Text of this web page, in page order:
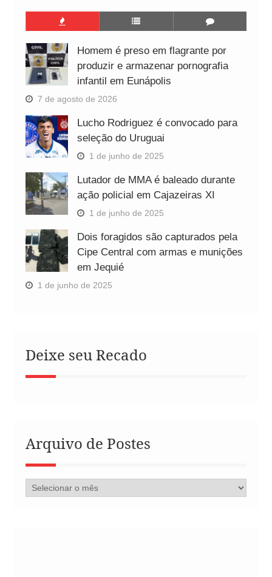
Homem é preso em flagrante por
produzir e armazenar pornografia
infantil em Eunápolis
7 de agosto de 2026
Lucho Rodriguez é convocado para
seleção do Uruguai
1 de junho de 2025
Lutador de MMA é baleado durante
ação policial em Cajazeiras XI
1 de junho de 2025
Dois foragidos são capturados pela
Cipe Central com armas e munições
em Jequié
1 de junho de 2025
Deixe seu Recado
Arquivo de Postes
Arquivo
de